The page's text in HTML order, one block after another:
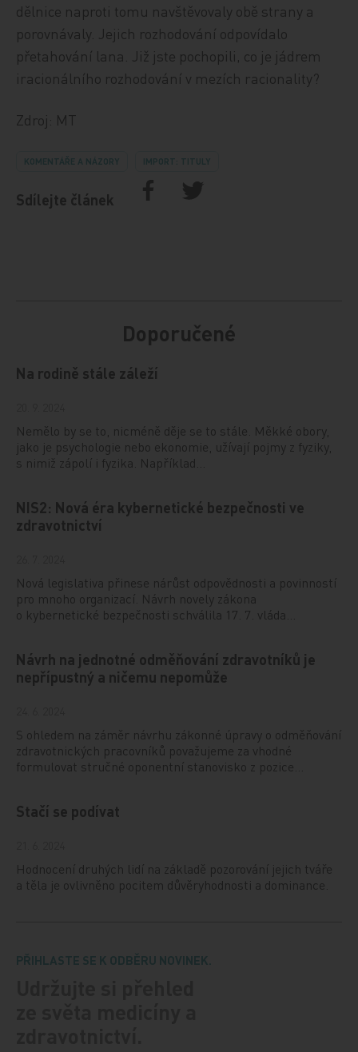
dělnice naproti tomu navštěvovaly obě strany a
porovnávaly. Jejich rozhodování odpovídalo
přetahování lana. Již jste pochopili, co je jádrem
iracionálního rozhodování v mezích racionality?
Zdroj: MT
KOMENTÁŘE A NÁZORY IMPORT: TITULY
Sdílejte článek
Doporučené
Na rodině stále záleží
Nemělo by se to, nicméně děje se to stále. Měkké obory,
jako je psychologie nebo ekonomie, užívají pojmy z fyziky,
s nimiž zápolí i fyzika. Například…
NIS2: Nová éra kybernetické bezpečnosti ve
zdravotnictví
Nová legislativa přinese nárůst odpovědnosti a povinností
pro mnoho organizací. Návrh novely zákona
o kybernetické bezpečnosti schválila 17. 7. vláda…
Návrh na jednotné odměňování zdravotníků je
nepřípustný a ničemu nepomůže
S ohledem na záměr návrhu zákonné úpravy o odměňování
zdravotnických pracovníků považujeme za vhodné
formulovat stručné oponentní stanovisko z pozice…
Stačí se podívat
Hodnocení druhých lidí na základě pozorování jejich tváře
a těla je ovlivněno pocitem důvěryhodnosti a dominance.
PŘIHLASTE SE K ODBĚRU NOVINEK.